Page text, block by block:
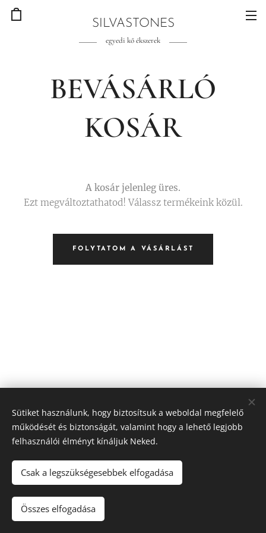
SILVASTONES
egyedi kő ékszerek
BEVÁSÁRLÓ
KOSÁR
A kosár jelenleg üres.
Ezt megváltoztathatod! Válassz termékeink közül.
FOLYTATOM A VÁSÁRLÁST
FEHÉR SZILVIA
Sütik
Sütiket használunk, hogy biztosítsuk a weboldal megfelelő
működését és biztonságát, valamint hogy a lehető legjobb
felhasználói élményt kínáljuk Neked.
Csak a legszükségesebbek elfogadása
Összes elfogadása